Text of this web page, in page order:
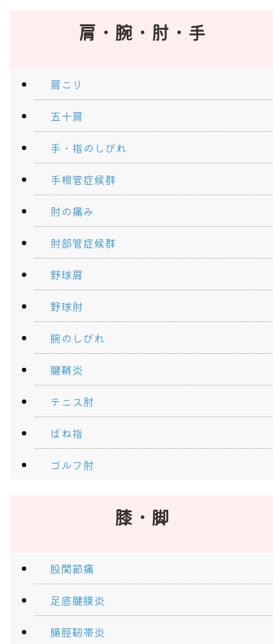
肩・腕・肘・手
肩こり
五十肩
手・指のしびれ
手根管症候群
肘の痛み
肘部管症候群
野球肩
野球肘
腕のしびれ
腱鞘炎
テニス肘
ばね指
ゴルフ肘
膝・脚
股関節痛
足底腱膜炎
腸脛靭帯炎